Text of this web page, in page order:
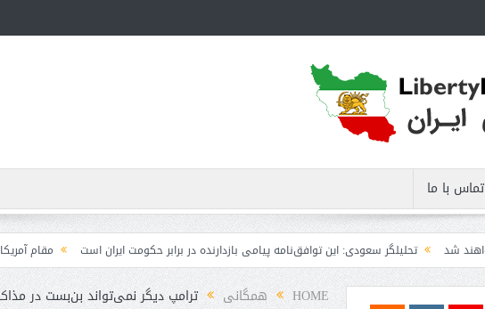
تماس با ما
تحلیلگر سعودی: این توافق‌نامه پیامی بازدارنده در برابر حکومت ایران است مقام آمریکایی: تصورِ
HOME همگانی ترامپ دیگر نمی‌تواند بن‌بست در